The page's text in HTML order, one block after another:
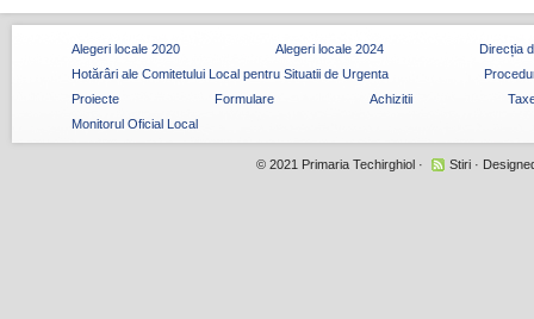
Alegeri locale 2020 Alegeri locale 2024
Direcția
Hotărâri ale Comitetului Local pentru Situatii de Urgenta
Proiecte
Formulare Achizitii
Monitorul Oficial Local
© 2021 Primaria Techirghiol· Stiri·